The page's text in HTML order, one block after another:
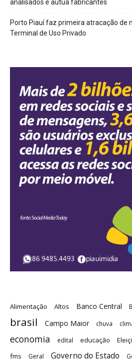
analisados e autua fabricantes
Porto Piauí faz primeira atracação de
Terminal de Uso Privado
Alimentação Altos Banco Central
brasil Campo Maior chuva
economia edital educação
fms Geral Governo do Estado